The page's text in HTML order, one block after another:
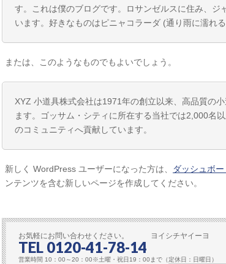
す。これは僕のブログです。ロサンゼルスに住み、ジ
います。好きなものはピニャコラーダ (通り雨に濡れる
または、このようなものでもよいでしょう。
XYZ 小道具株式会社は1971年の創立以来、高品質の
ます。ゴッサム・シティに所在する当社では2,000名
のコミュニティへ貢献しています。
新しく WordPress ユーザーになった方は、 ダッシュボー
ンテンツを含む新しいページを作成してください。
お気軽にお問い合わせください。 ヨイシチヤイーヨ
TEL 0120-41-78-14
営業時間 10：00～20：00※土曜・祝日19：00まで（定休日：日曜日）